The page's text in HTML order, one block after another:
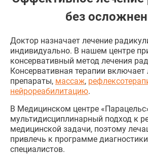
без
Доктор назначает лечение
индивидуально. В нашем центре
консервативный метод лечения
Консервативная терапии
препараты, массаж,
нейрореабилитацию.
В Медицинском центре
мультидисциплинарный подход к
медицинской задачи, поэтому
привлечь к программе
специалистов.